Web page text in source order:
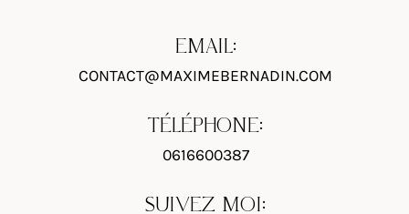
EMAIL:
CONTACT@MAXIMEBERNADIN.COM
TÉLÉPHONE:
0616600387
SUIVEZ MOI: